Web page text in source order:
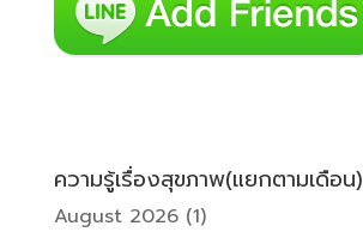
ความรู้เรื่องสุขภาพ(แยกตามเดือน)
August 2026(1)